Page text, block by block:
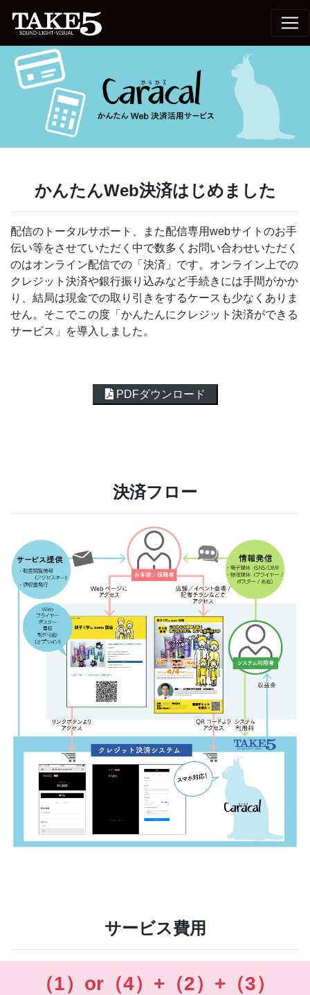
かんたんWeb決済はじめました
配信のトータルサポート、また配信専用webサイトのお手
伝い等をさせていただく中で数多くお問い合わせいただく
のはオンライン配信での「決済」です。オンライン上での
クレジット決済や銀行振り込みなど手続きには手間がかか
り、結局は現金での取り引きをするケースも少なくありま
せん。そこでこの度「かんたんにクレジット決済ができる
サービス」を導入しました。
PDFダウンロード
決済フロー
サービス費用
（1）or（4）+（2）+（3）